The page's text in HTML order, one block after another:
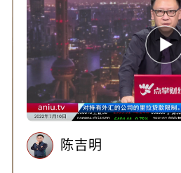
陈吉明